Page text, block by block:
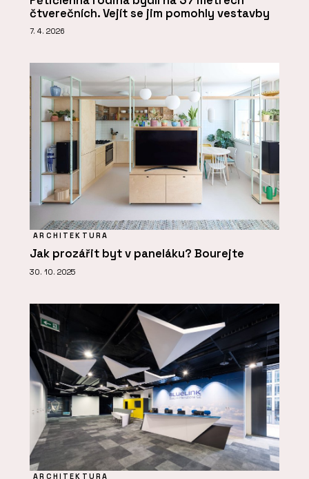
čtverečních. Vejít se jim pomohly vestavby
7. 4. 2026
ARCHITEKTURA
Jak prozářit byt v paneláku? Bourejte
30. 10. 2025
ARCHITEKTURA